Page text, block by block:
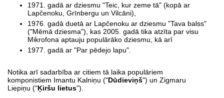
1971. gadā ar dziesmu "Teic, kur zeme tā" (kopā ar
Lapčenoku, Grīnbergu un Vilcāni),
1976. gadā duetā ar Lapčenoku ar dziesmu "Tava balss"
("Mēmā dziesma"), kas 2005. gadā tika atzīta par visu
Mikrofona aptauju populārāko dziesmu, kā arī
1977. gadā ar "Par pēdejo lapu".
Notika arī sadarbība ar citiem tā laika populāriem
komponistiem Imantu Kalniņu ("Dūdieviņš") un Zigmaru
Liepiņu ("Ķiršu lietus").